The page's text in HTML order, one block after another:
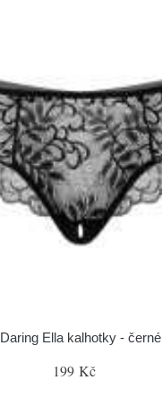
Daring Ella kalhotky - černé
199 Kč